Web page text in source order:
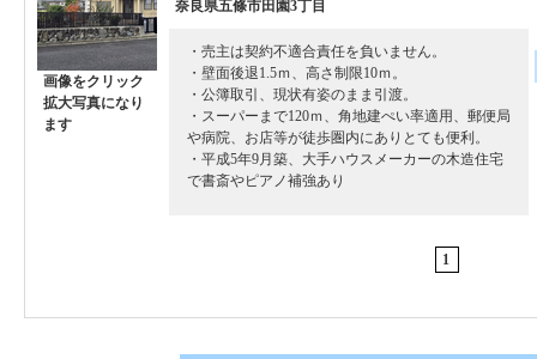
画像をクリック
拡大写真になり
ます
奈良県五條市田園3丁目
・売主は契約不適合責任を負いません。
・壁面後退1.5ｍ、高さ制限10ｍ。
・公簿取引、現状有姿のまま引渡。
・スーパーまで120ｍ、角地建ぺい率適用、郵便局
や病院、お店等が徒歩圏内にありとても便利。
・平成5年9月築、大手ハウスメーカーの木造住宅
で書斎やピアノ補強あり
1